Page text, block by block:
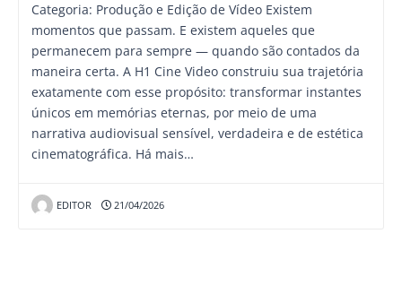
Categoria: Produção e Edição de Vídeo Existem
momentos que passam. E existem aqueles que
permanecem para sempre — quando são contados da
maneira certa. A H1 Cine Video construiu sua trajetória
exatamente com esse propósito: transformar instantes
únicos em memórias eternas, por meio de uma
narrativa audiovisual sensível, verdadeira e de estética
cinematográfica. Há mais…
EDITOR 21/04/2026